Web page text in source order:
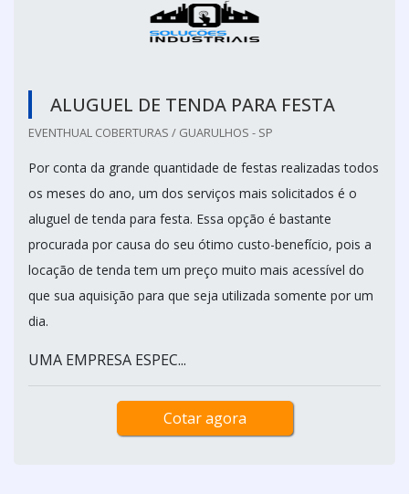
ALUGUEL DE TENDA PARA FESTA
EVENTHUAL COBERTURAS / GUARULHOS - SP
Por conta da grande quantidade de festas realizadas todos
os meses do ano, um dos serviços mais solicitados é o
aluguel de tenda para festa. Essa opção é bastante
procurada por causa do seu ótimo custo-benefício, pois a
locação de tenda tem um preço muito mais acessível do
que sua aquisição para que seja utilizada somente por um
dia.
UMA EMPRESA ESPEC...
Cotar agora